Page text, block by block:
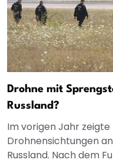
Drohne mit
Russland?
Im vorigen Jahr
Drohnensichtungen
Russland. Nach dem